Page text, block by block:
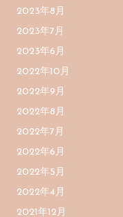
2023年8月
2023年7月
2023年6月
2022年10月
2022年9月
2022年8月
2022年7月
2022年6月
2022年5月
2022年4月
2021年12月